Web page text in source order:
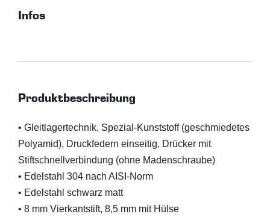
Infos
Produktbeschreibung
• Gleitlagertechnik, Spezial-Kunststoff (geschmiedetes
Polyamid), Druckfedern einseitig, Drücker mit
Stiftschnellverbindung (ohne Madenschraube)
• Edelstahl 304 nach AISI-Norm
• Edelstahl schwarz matt
• 8 mm Vierkantstift, 8,5 mm mit Hülse